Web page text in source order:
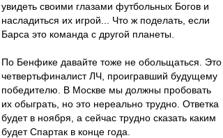
увидеть своими глазами футбольных Богов и
насладиться их игрой... Что ж поделать, если
Барса это команда с другой планеты.
По Бенфике давайте тоже не обольщаться. Это
четвертьфиналист ЛЧ, проигравший будущему
победителю. В Москве мы должны пробовать
их обыграть, но это нереально трудно. Ответка
будет в ноября, а сейчас трудно сказать каким
будет Спартак в конце года.